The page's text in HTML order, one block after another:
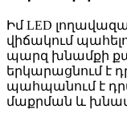
Իմ LED
վիճակում
պարզ խնամքի
երկարացնում է
պահպանում է
մաքրման և